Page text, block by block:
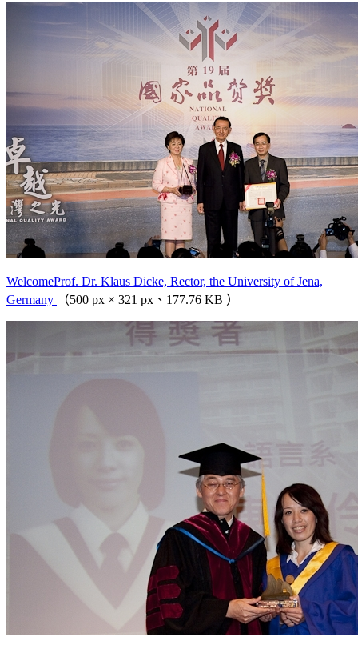
WelcomeProf. Dr. Klaus Dicke, Rector, the University of Jena,
Germany
（500 px × 321 px、177.76 KB ）